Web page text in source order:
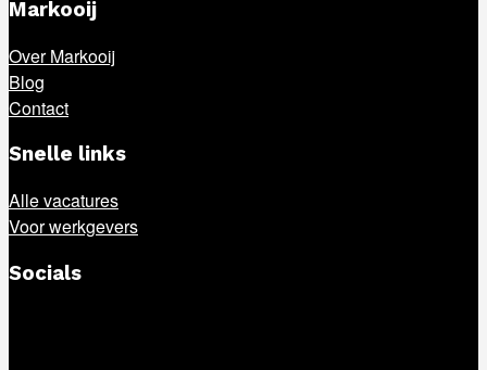
Markooij
Over Markooij
Blog
Contact
Snelle links
Alle vacatures
Voor werkgevers
Socials